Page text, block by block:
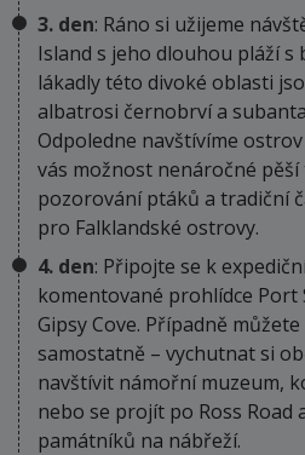
3. den: Ráno si užijeme
Island s jeho dlouhou pláží s
lákadly této divoké oblasti
albatrosi černobrví a
Odpoledne navštívíme ostrov
vás možnost nenáročné pěší
pozorování ptáků a tradiční
pro Falklandské ostrovy.
4. den: Připojte se k
komentované prohlídce Port
Gipsy Cove. Případně
samostatně – vychutnat si
navštívit námořní muzeum,
nebo se projít po Ross Road
památníků na nábřeží.